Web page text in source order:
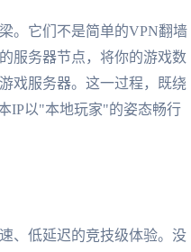
。它们不是简单的VPN翻墙
服务器节点，将你的游戏数
戏服务器。这一过程，既绕
IP以"本地玩家"的姿态畅行
、低延迟的竞技级体验。没